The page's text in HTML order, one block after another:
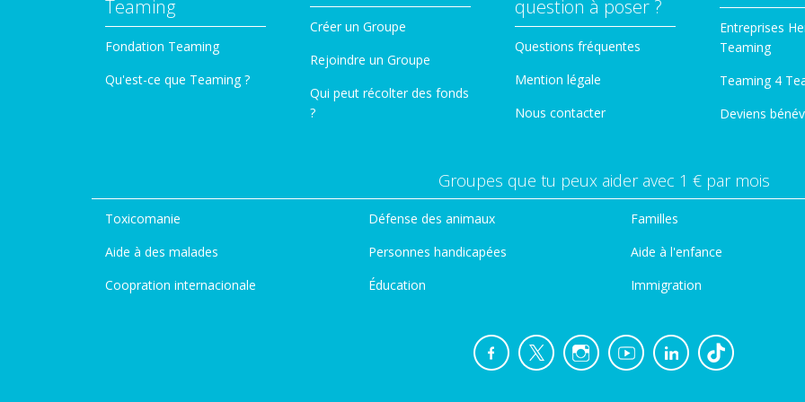
Teaming
Fondation Teaming
Qu'est-ce que Teaming ?
Créer un Groupe
Rejoindre un Groupe
Qui peut récolter des fonds
?
question à poser ?
Questions fréquentes
Mention légale
Nous contacter
Entreprises
Teaming
Teaming 4
Deviens
Groupes que tu peux aider avec 1 € par mois
Toxicomanie
Aide à des malades
Coopration internacionale
Défense des animaux
Personnes handicapées
Éducation
Familles
Aide à l'enfance
Immigration